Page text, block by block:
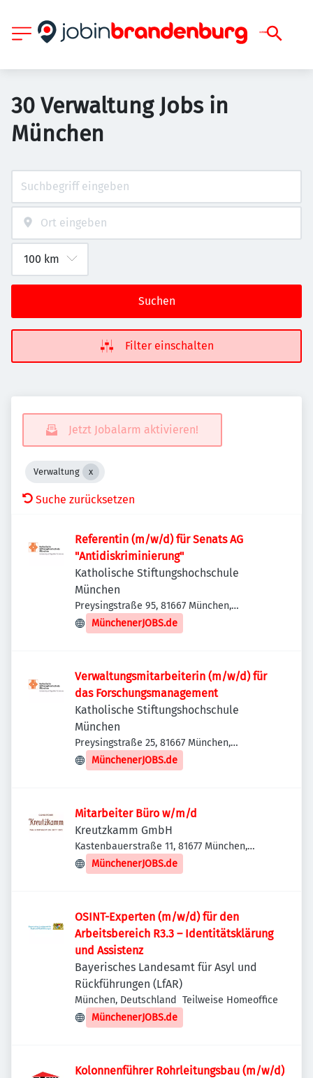
30 Verwaltung Jobs in
München
Suchen
Filter einschalten
Jetzt Jobalarm aktivieren!
Verwaltung
Suche zurücksetzen
Referentin (m/w/d) für Senats AG
"Antidiskriminierung"
Katholische Stiftungshochschule
München
Preysingstraße 95, 81667 München,
Deutschland
MünchenerJOBS.de
Verwaltungsmitarbeiterin (m/w/d) für
das Forschungsmanagement
Katholische Stiftungshochschule
München
Preysingstraße 25, 81667 München,
Deutschland
MünchenerJOBS.de
Mitarbeiter Büro w/m/d
Kreutzkamm GmbH
Kastenbauerstraße 11, 81677 München,
Deutschland
MünchenerJOBS.de
OSINT-Experten (m/w/d) für den
Arbeitsbereich R3.3 – Identitätsklärung
und Assistenz
Bayerisches Landesamt für Asyl und
Rückführungen (LfAR)
München, Deutschland
Teilweise Homeoffice
MünchenerJOBS.de
Kolonnenführer Rohrleitungsbau (m/w/d)